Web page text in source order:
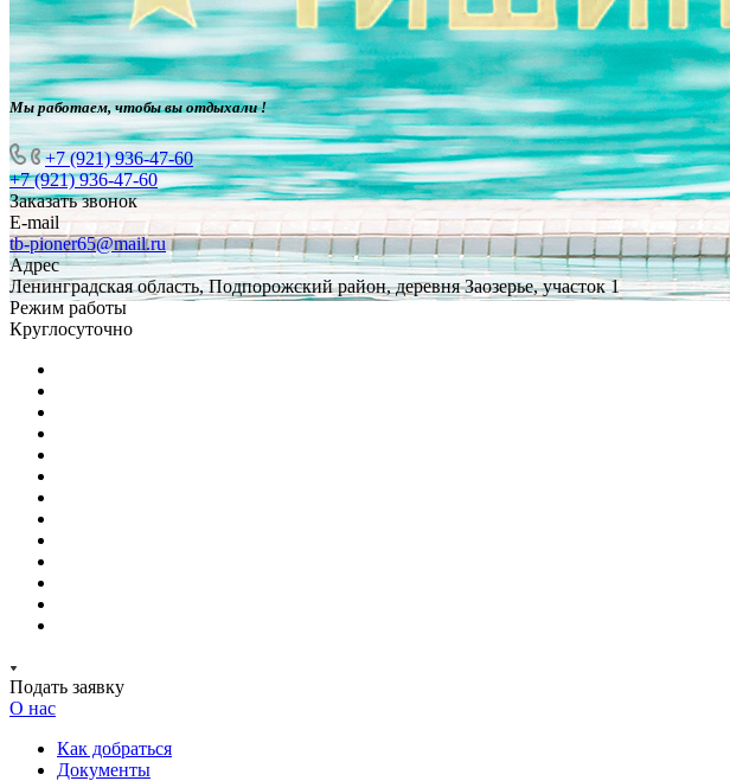
Мы работаем, чтобы вы отдыхали !
+7 (921) 936-47-60
+7 (921) 936-47-60
Заказать звонок
E-mail
tb-pioner65@mail.ru
Адрес
Ленинградская область, Подпорожский район, деревня Заозерье, участок 1
Режим работы
Круглосуточно
Подать заявку
О нас
Как добраться
Документы